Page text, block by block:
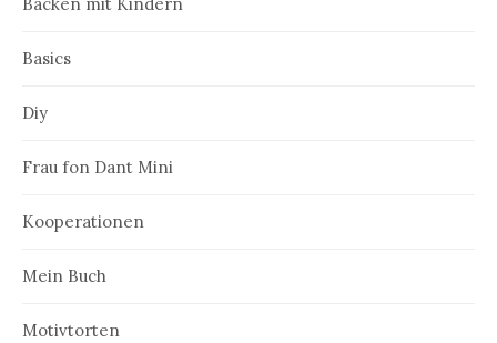
Basics
Diy
Frau fon Dant Mini
Kooperationen
Mein Buch
Motivtorten